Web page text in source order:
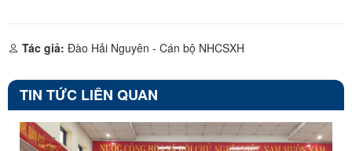
Tác giả: Đào Hải Nguyên - Cán bộ NHCSXH
TIN TỨC LIÊN QUAN